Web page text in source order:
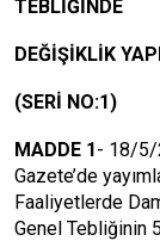
TEBLİĞİNDE
DEĞİŞİKLİK
(SERİ NO:1)
MADDE 1- 18/5/
Gazete’de
Faaliyetlerde
Genel Tebliğinin